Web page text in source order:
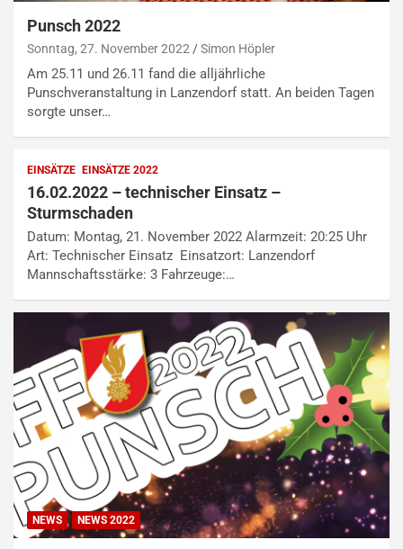
Punsch 2022
Sonntag, 27. November 2022 Simon Höpler
Am 25.11 und 26.11 fand die alljährliche
Punschveranstaltung in Lanzendorf statt. An beiden Tagen
sorgte unser…
EINSÄTZE EINSÄTZE 2022
16.02.2022 – technischer Einsatz –
Sturmschaden
Datum: Montag, 21. November 2022 Alarmzeit: 20:25 Uhr
Art: Technischer Einsatz Einsatzort: Lanzendorf
Mannschaftsstärke: 3 Fahrzeuge:…
NEWS NEWS 2022